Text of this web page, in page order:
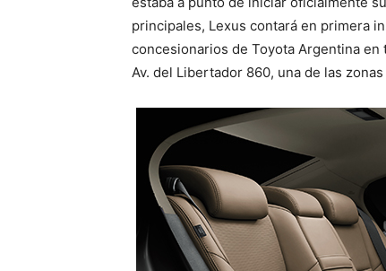
principales, Lexus contará en primera
concesionarios de Toyota Argentina
Av. del Libertador 860, una de las